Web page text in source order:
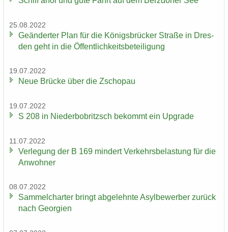
25.08.2022
Ge­än­der­ter Plan für die Kö­nigs­brü­cker Stra­ße in Dres­
den geht in die Öf­fent­lich­keits­be­tei­li­gung
19.07.2022
Neue Brü­cke über die Zscho­pau
19.07.2022
S 208 in Nie­der­bobritzsch be­kommt ein Up­grade
11.07.2022
Ver­le­gung der B 169 min­dert Ver­kehrs­be­las­tung für die
An­woh­ner
08.07.2022
Sam­mel­char­ter bringt ab­ge­lehn­te Asyl­be­wer­ber zu­rück
nach Ge­or­gi­en